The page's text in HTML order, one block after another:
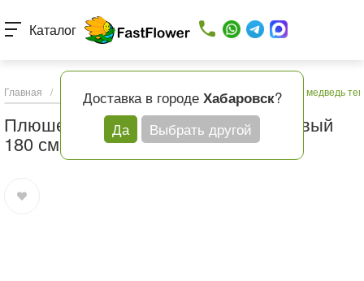
Доставка в городе Хабаровск?
Да
Выбрать другой
Каталог
Главная / Каталог товаров Подарки и шары Плюшевый медведь
Плюшевый медведь темно-коричневый
180 см